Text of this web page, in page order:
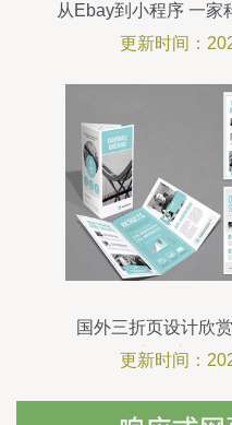
从Ebay到小程序 一家
更新时间：
国外三折页设计欣
微信第三方程序开发
更新时间：